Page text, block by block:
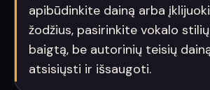
apibūdinkite dainą arba
žodžius, pasirinkite vokalo
baigtą, be autorinių teisių
atsisiųsti ir išsaugoti.